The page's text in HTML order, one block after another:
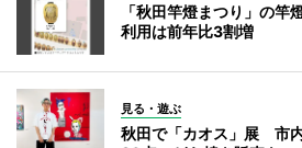
「秋田竿燈まつり」の竿
利用は前年比3割増
見る・遊ぶ
秋田で「カオス」展 市